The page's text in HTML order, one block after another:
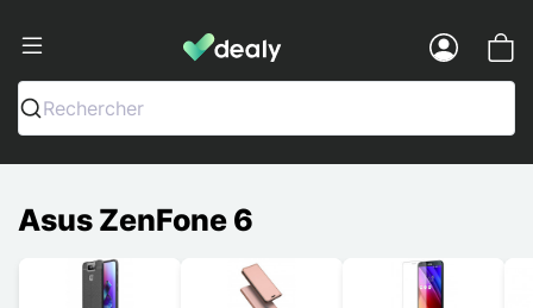
Dealy - Capas e acessórios para
Rechercher
Asus ZenFone 6